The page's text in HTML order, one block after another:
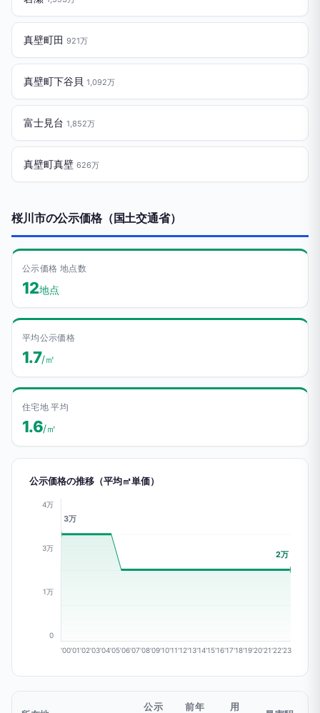
真壁町田 921万
真壁町下谷貝 1,092万
富士見台 1,852万
真壁町真壁 626万
桜川市の公示価格（国土交通省）
公示価格 地点数
12地点
平均公示価格
1.7/㎡
住宅地 平均
1.6/㎡
公示価格の推移（平均㎡単価）
4万
3万
1万
0
3万
2万
'00'01'02'03'04'05'06'07'08'09'10'11'12'13'14'15'16'17'18'19'20'21'22'23
公示
前年
用